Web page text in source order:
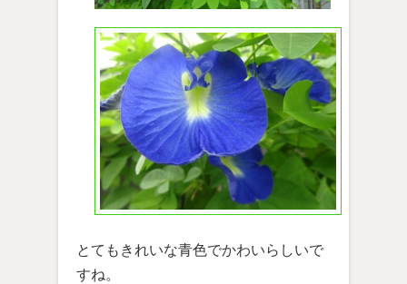
とてもきれいな青色でかわいらしいで
すね。